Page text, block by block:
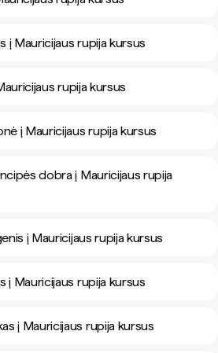
į Mauricijaus rupija kursus
rupija kursus
į Mauricijaus rupija kursus
dobra į Mauricijaus rupija
į Mauricijaus rupija kursus
į Mauricijaus rupija kursus
į Mauricijaus rupija kursus